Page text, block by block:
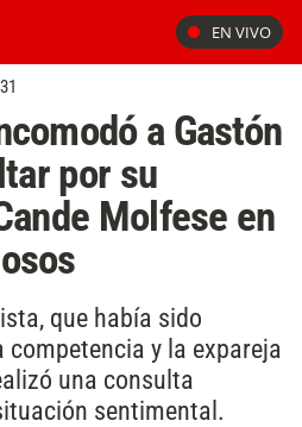
EN VIVO
a Gastón
por su
Molfese en
que había sido
competencia y la expareja
una consulta
sentimental.